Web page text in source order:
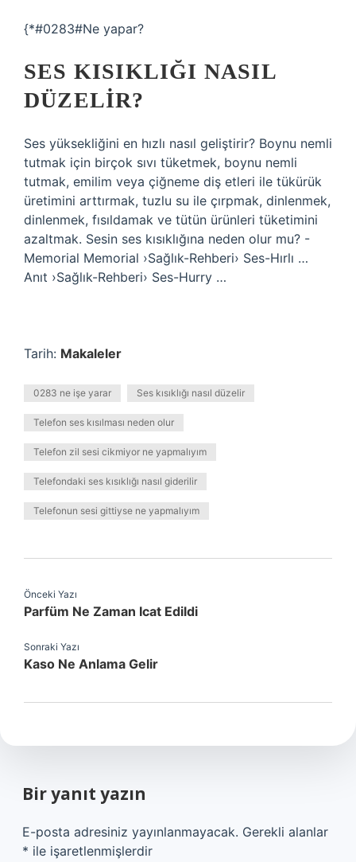
{*#0283#Ne yapar?
SES KISIKLIĞI NASIL
DÜZELIR?
Ses yüksekliğini en hızlı nasıl geliştirir? Boynu nemli
tutmak için birçok sıvı tüketmek, boynu nemli
tutmak, emilim veya çiğneme diş etleri ile tükürük
üretimini arttırmak, tuzlu su ile çırpmak, dinlenmek,
dinlenmek, fısıldamak ve tütün ürünleri tüketimini
azaltmak. Sesin ses kısıklığına neden olur mu? -
Memorial Memorial ›Sağlık-Rehberi› Ses-Hırlı …
Anıt ›Sağlık-Rehberi› Ses-Hurry …
Tarih: Makaleler
0283 ne işe yarar Ses kısıklığı nasıl düzelir
Telefon ses kısılması neden olur
Telefon zil sesi cikmiyor ne yapmalıyım
Telefondaki ses kısıklığı nasıl giderilir
Telefonun sesi gittiyse ne yapmalıyım
Önceki Yazı
Parfüm Ne Zaman Icat Edildi
Sonraki Yazı
Kaso Ne Anlama Gelir
Bir yanıt yazın
E-posta adresiniz yayınlanmayacak. Gerekli alanlar
* ile işaretlenmişlerdir